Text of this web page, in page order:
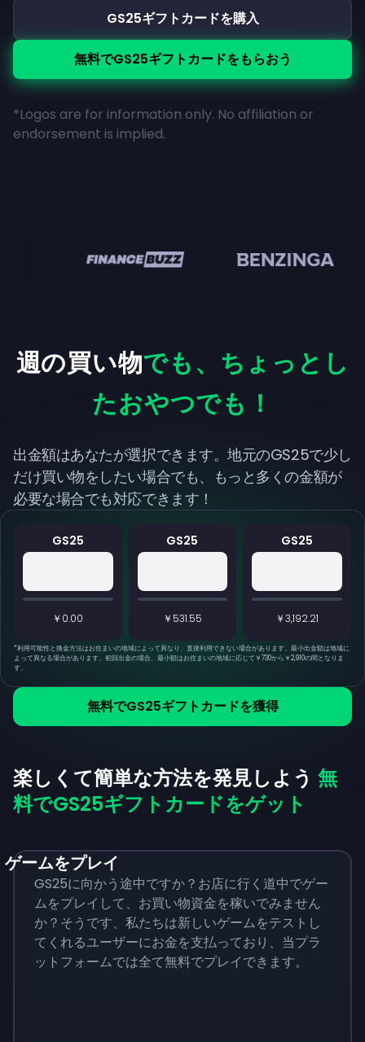
GS25ギフトカードを購入
無料でGS25ギフトカードをもらおう
*Logos are for information only. No affiliation or
endorsement is implied.
無料でGS25ギフトカードを獲得
GS25
￥0.00
GS25
￥531.55
GS25
￥3,192.21
*利用可能性と換金方法はお住まいの地域によって異なり、直接利用できない場合があります。最小出金額は地域に
よって異なる場合があります。初回出金の場合、最小額はお住まいの地域に応じて￥730から￥2,910の間となりま
す。
週の買い物でも、ちょっとし
たおやつでも！
出金額はあなたが選択できます。地元のGS25で少し
だけ買い物をしたい場合でも、もっと多くの金額が
必要な場合でも対応できます！
楽しくて簡単な方法を発見しよう 無
料でGS25ギフトカードをゲット
ゲームをプレイ
GS25に向かう途中ですか？お店に行く道中でゲー
ムをプレイして、お買い物資金を稼いでみません
か？そうです、私たちは新しいゲームをテストし
てくれるユーザーにお金を支払っており、当プラ
ットフォームでは全て無料でプレイできます。